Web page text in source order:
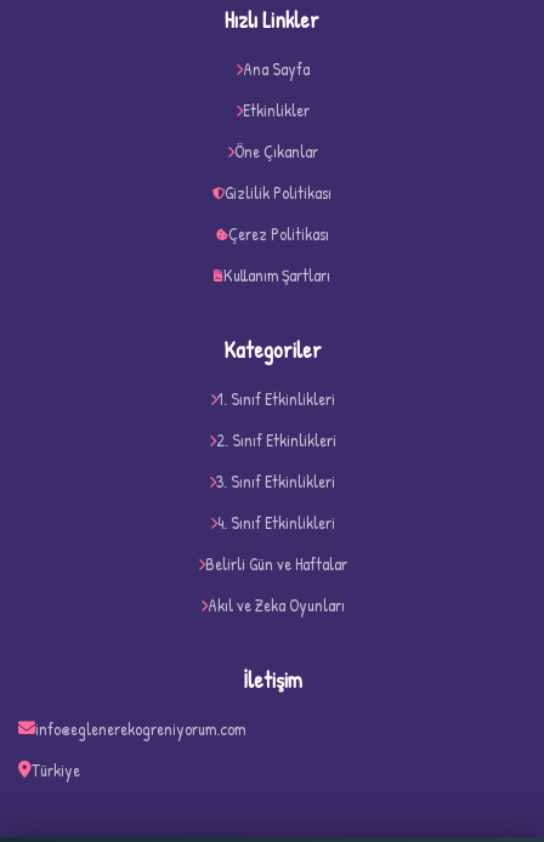
D
Hızlı Linkler
Ana Sayfa
Etkinlikler
Öne Çıkanlar
Gizlilik Politikası
Çerez Politikası
Kullanım Şartları
Kategoriler
1. Sınıf Etkinlikleri
2. Sınıf Etkinlikleri
3. Sınıf Etkinlikleri
4. Sınıf Etkinlikleri
Belirli Gün ve Haftalar
Akıl ve Zeka Oyunları
İletişim
info@eglenerekogreniyorum.com
Türkiye